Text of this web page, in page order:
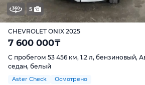
5
CHEVROLET ONIX 2025
7 600 000₸
С пробегом 53 456 км, 1.2 л, бензиновый,
седан, белый
Aster Check Осмотрено